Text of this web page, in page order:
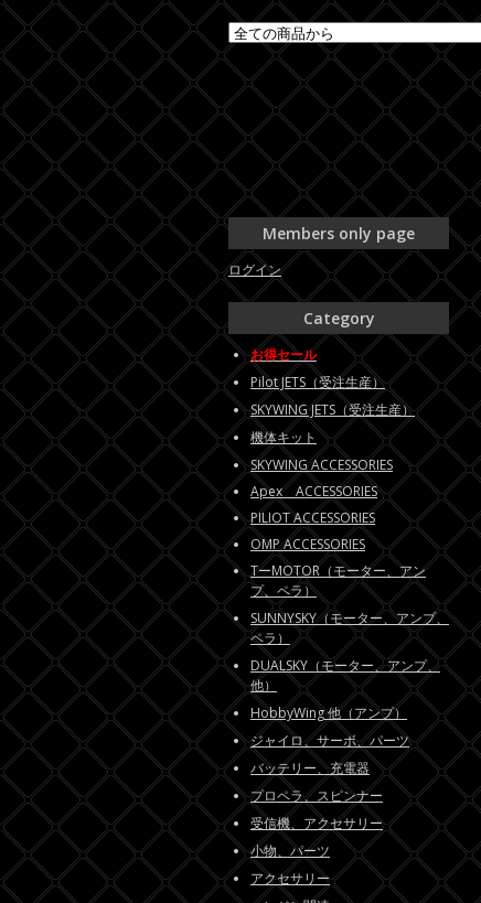
Members only page
ログイン
Category
お得セール
Pilot JETS（受注生産）
SKYWING JETS（受注生産）
機体キット
SKYWING ACCESSORIES
Apex ACCESSORIES
PILIOT ACCESSORIES
OMP ACCESSORIES
TーMOTOR（モーター、アン
プ、ペラ）
SUNNYSKY（モーター、アンプ、
ペラ）
DUALSKY（モーター、アンプ、
他）
HobbyWing 他（アンプ）
ジャイロ、サーボ、パーツ
バッテリー、充電器
プロペラ、スピンナー
受信機、アクセサリー
小物、パーツ
アクセサリー